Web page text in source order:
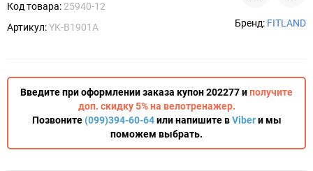
Код товара: 25940-12
Артикул:YK-B1901A Бренд: FITLAND
Введите при оформлении заказа купон 202277 иполучите
доп. скидку 5% на велотренажер.
Позвоните(099)394-60-64или напишите вViberи мы
поможем выбрать.